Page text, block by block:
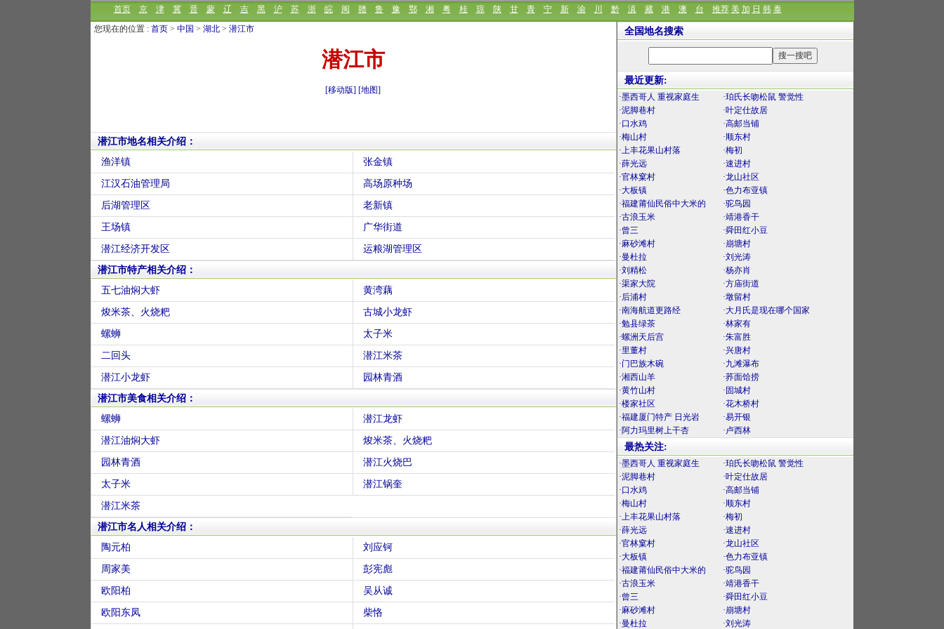
首页 京 津 冀 晋 蒙 辽 吉 黑 沪 苏 浙 皖 闽 赣 鲁 豫 鄂 湘 粤 桂 琼 陕 甘 青 宁 新 渝 川 黔 滇 藏 港 澳 台 推荐 美 加 日 韩 泰
您现在的位置 : 首页> 中国 > 湖北> 潜江市
潜江市
[移动版] [地图]
潜江市地名相关介绍：
渔洋镇
张金镇
江汉石油管理局 高场原种场
后湖管理区 老新镇
王场镇 广华街道
潜江经济开发区
运粮湖管理区
潜江市特产相关介绍：
五七油焖大虾
黄湾藕
焌米茶、火烧粑 古城小龙虾
螺蛳 太子米
二回头 潜江米茶
潜江小龙虾
园林青酒
潜江市美食相关介绍：
螺蛳
潜江龙虾
潜江油焖大虾 焌米茶、火烧粑
园林青酒 潜江火烧巴
太子米 潜江锅奎
潜江米茶
潜江市名人相关介绍：
陶元柏
刘应钶
周家美 彭宪彪
欧阳柏 吴从诚
欧阳东凤 柴恪
全国地名搜索
最近更新:
·墨西哥人 重视家庭生
·珀氏长吻松鼠 警觉性
·泥脚巷村
·叶定仕故居
·口水鸡
·高邮当铺
·梅山村
·顺东村
·上丰花果山村落
·梅初
·薛光远
·速进村
·官林窠村
·龙山社区
·大板镇
·色力布亚镇
·福建莆仙民俗中大米的
·驼鸟园
·古浪玉米
·靖港香干
·曾三
·舜田红小豆
·麻砂滩村
·崩塘村
·曼杜拉
·刘光涛
·刘精松
·杨亦肖
·渠家大院
·方庙街道
·后浦村
·墩留村
·南海航道更路经
·大月氏是现在哪个国家
·勉县绿茶
·林家有
·螺洲天后宫
·朱富胜
·里董村
·兴唐村
·门巴族木碗
·九滩瀑布
·湘西山羊
·荞面饸捞
·黄竹山村
·固城村
·楼家社区
·花木桥村
·福建厦门特产 日光岩
·易开银
·阿力玛里树上干杏
·卢西林
最热关注:
·墨西哥人 重视家庭生
·珀氏长吻松鼠 警觉性
·泥脚巷村
·叶定仕故居
·口水鸡
·高邮当铺
·梅山村
·顺东村
·上丰花果山村落
·梅初
·薛光远
·速进村
·官林窠村
·龙山社区
·大板镇
·色力布亚镇
·福建莆仙民俗中大米的
·驼鸟园
·古浪玉米
·靖港香干
·曾三
·舜田红小豆
·麻砂滩村
·崩塘村
·曼杜拉
·刘光涛